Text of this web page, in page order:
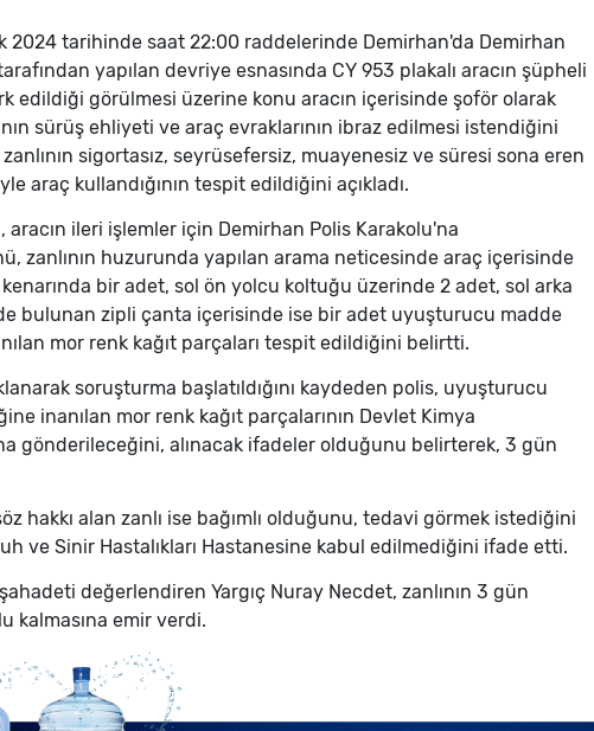
2024 tarihinde saat 22:00 raddelerinde Demirhan'da Demirhan
yapılan devriye esnasında CY 953 plakalı aracın şüpheli
edildiği görülmesi üzerine konu aracın içerisinde şoför olarak
sürüş ehliyeti ve araç evraklarının ibraz edilmesi istendiğini
sigortasız, seyrüsefersiz, muayenesiz ve süresi sona eren
araç kullandığının tespit edildiğini açıkladı.
aracın ileri işlemler için Demirhan Polis Karakolu'na
zanlının huzurunda yapılan arama neticesinde araç içerisinde
bir adet, sol ön yolcu koltuğu üzerinde 2 adet, sol arka
bulunan zipli çanta içerisinde ise bir adet uyuşturucu madde
mor renk kağıt parçaları tespit edildiğini belirtti.
soruşturma başlatıldığını kaydeden polis, uyuşturucu
inanılan mor renk kağıt parçalarının Devlet Kimya
gönderileceğini, alınacak ifadeler olduğunu belirterek, 3 gün
hakkı alan zanlı ise bağımlı olduğunu, tedavi görmek istediğini
ve Sinir Hastalıkları Hastanesine kabul edilmediğini ifade etti.
değerlendiren Yargıç Nuray Necdet, zanlının 3 gün
kalmasına emir verdi.